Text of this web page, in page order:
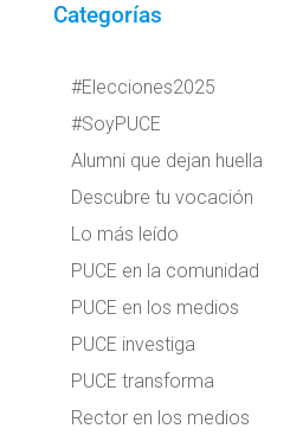
Categorías
#Elecciones2025
#SoyPUCE
Alumni que dejan huella
Descubre tu vocación
Lo más leído
PUCE en la comunidad
PUCE en los medios
PUCE investiga
PUCE transforma
Rector en los medios